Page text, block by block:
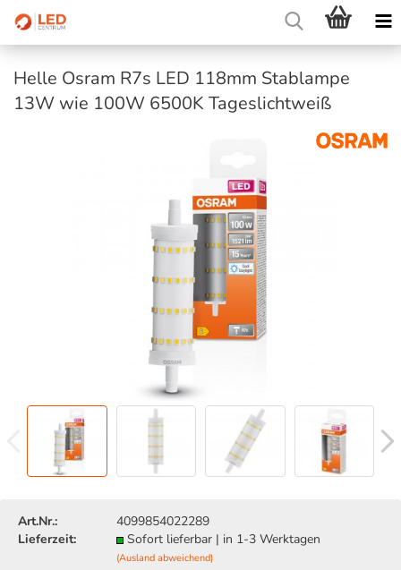
Helle Osram R7s LED 118mm Stablampe
13W wie 100W 6500K Tageslichtweiß
Art.Nr.:
4099854022289
Lieferzeit:
Sofort lieferbar | in 1-3 Werktagen
(Ausland abweichend)